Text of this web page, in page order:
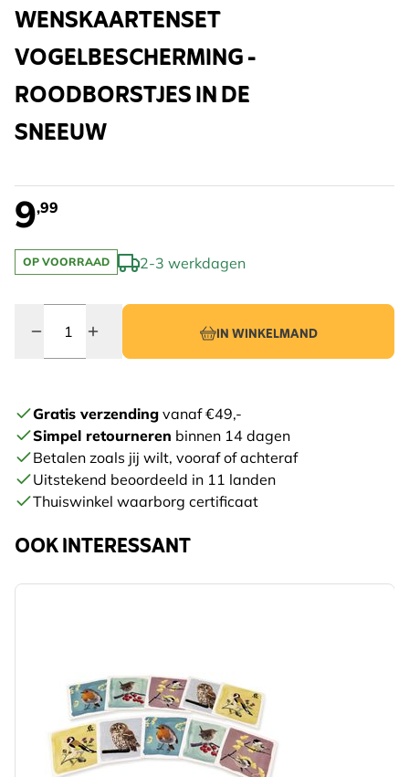
WENSKAARTENSET
VOGELBESCHERMING -
ROODBORSTJES IN DE
SNEEUW
9,99
OP VOORRAAD 2-3 werkdagen
IN WINKELMAND
Gratis verzending vanaf €49,-
Simpel retourneren binnen 14 dagen
Betalen zoals jij wilt, vooraf of achteraf
Uitstekend beoordeeld in 11 landen
Thuiswinkel waarborg certificaat
OOK INTERESSANT